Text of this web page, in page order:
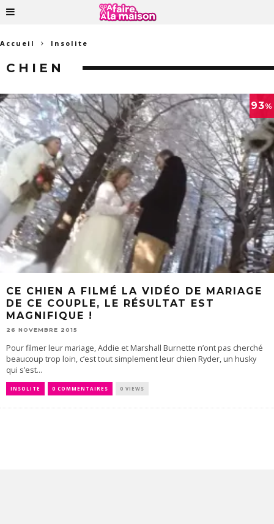
Accueil Insolite
CHIEN
93%
CE CHIEN A FILMÉ LA VIDÉO DE MARIAGE
DE CE COUPLE, LE RÉSULTAT EST
MAGNIFIQUE !
26 NOVEMBRE 2015
Pour filmer leur mariage, Addie et Marshall Burnette n’ont pas cherché
beaucoup trop loin, c’est tout simplement leur chien Ryder, un husky
qui s’est...
INSOLITE 0 COMMENTAIRES 0 VIEWS